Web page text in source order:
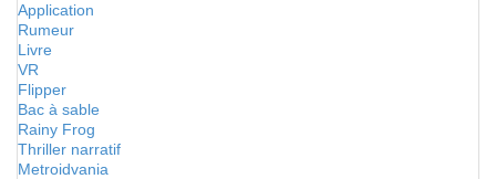
Application
Rumeur
Livre
VR
Flipper
Bac à sable
Rainy Frog
Thriller narratif
Metroidvania